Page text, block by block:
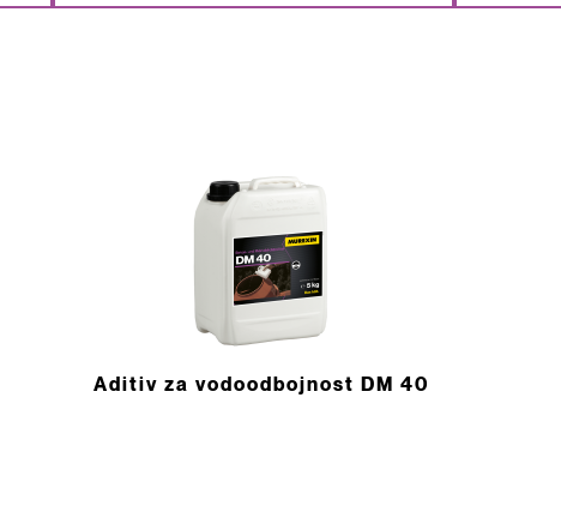
Aditiv za vodoodbojnost DM 40